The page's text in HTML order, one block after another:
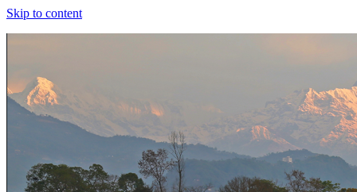
Skip to content